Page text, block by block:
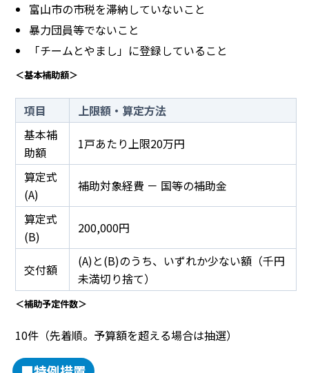
富山市の市税を滞納していないこと
暴力団員等でないこと
「チームとやまし」に登録していること
＜基本補助額＞
項目
上限額・算定方法
基本補
助額
1戸あたり上限20万円
算定式
(A)
補助対象経費 － 国等の補助金
算定式
(B)
200,000円
交付額
(A)と(B)のうち、いずれか少ない額（千円
未満切り捨て）
＜補助予定件数＞
10件（先着順。予算額を超える場合は抽選）